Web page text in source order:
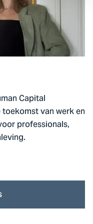
Capital
van werk en
professionals,